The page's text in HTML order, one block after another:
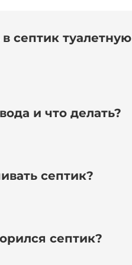
септик туалетную
и что делать?
септик?
септик?